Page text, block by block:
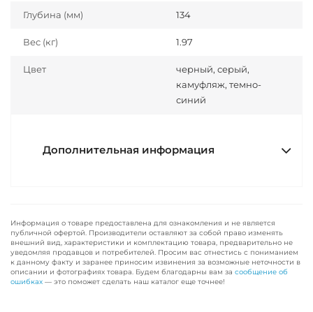
Глубина (мм) 134
Вес (кг) 1.97
Цвет
черный, серый,
камуфляж, темно-
синий
Дополнительная информация
Информация о товаре предоставлена для ознакомления и не является
публичной офертой. Производители оставляют за собой право изменять
внешний вид, характеристики и комплектацию товара, предварительно не
уведомляя продавцов и потребителей. Просим вас отнестись с пониманием
к данному факту и заранее приносим извинения за возможные неточности в
описании и фотографиях товара. Будем благодарны вам за сообщение об
ошибках — это поможет сделать наш каталог еще точнее!